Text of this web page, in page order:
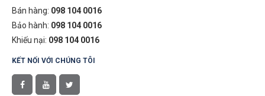
Bán hàng: 098 104 0016
Bảo hành: 098 104 0016
Khiếu nại: 098 104 0016
KẾT NỐI VỚI CHÚNG TÔI